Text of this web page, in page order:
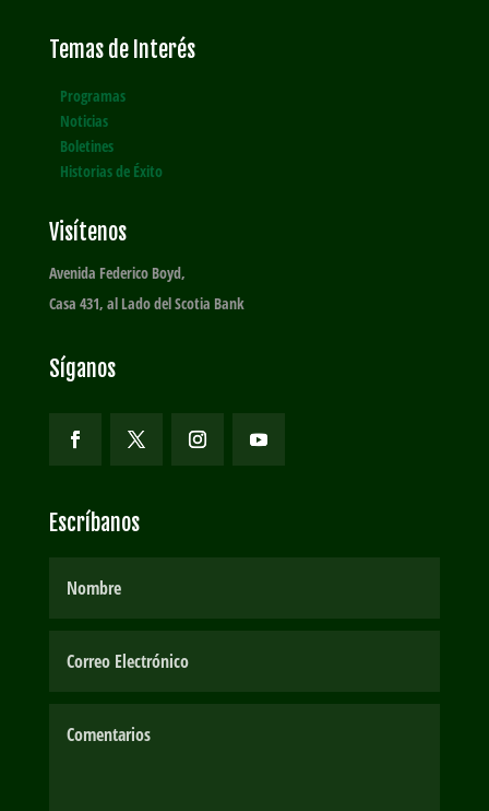
Temas de Interés
Programas
Noticias
Boletines
Historias de Éxito
Visítenos
Avenida Federico Boyd,
Casa 431, al Lado del Scotia Bank
Síganos
Escríbanos